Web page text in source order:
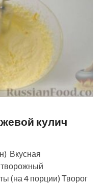
кулич
Вкусная
(на 4 порции) Творог